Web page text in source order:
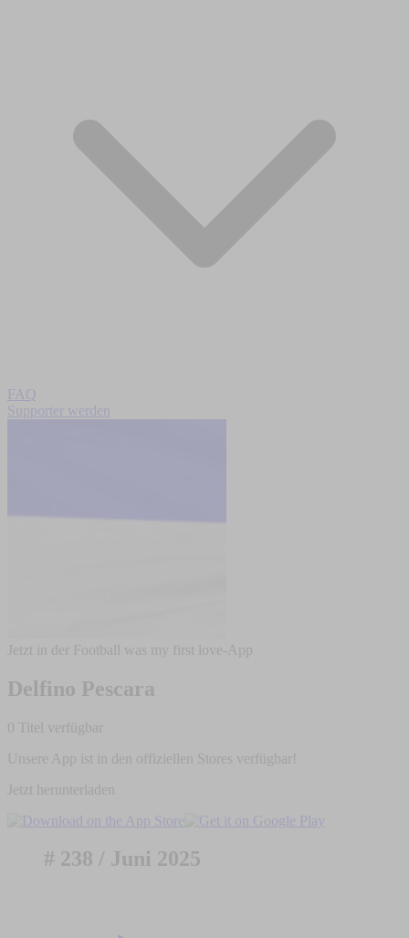
FAQ
Supporter werden
Jetzt in der Football was my first love-App
Delfino Pescara
0 Titel verfügbar
Unsere App ist in den offiziellen Stores verfügbar!
Jetzt herunterladen
# 238 / Juni 2025